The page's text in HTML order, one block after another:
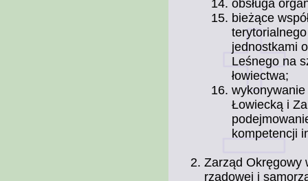
obsługa
bieżące
jednostkami
Leśnego na
łowiectwa;
Łowiecką i
kompetencji
Zarząd Okręgowy
rządowej i